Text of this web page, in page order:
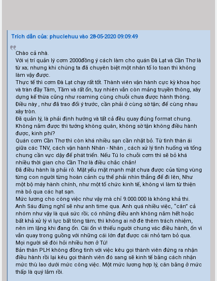
Trích dẫn của: phuclehuu vào 28-05-2020 09:09:49
Chào cả nhà.
Với vị trí quản lý cơm 2000đồng ý cách làm cho quán Đà Lạt và Cần Thơ là
từ xa; nhưng khi chúng ta đã chuyên biệt một nhân tố lo toan thì không
làm vậy được.
Thực tế thì cơm Đà Lạt chạy rất tốt. Thành viên vận hành cực kỳ khoa học
và tràn đầy Tâm, Tầm và rất ổn, tuy nhiên vẫn còn mảng truyền thông, xây
dựng kế thừa cũng như roaming cùng chuỗi chưa được hành thông.
Điều này , như đã trao đổi ý trước, cần phải ở cùng sờ tận; để cùng nhau
xây tròn.
Đã quản lý, là phải định hướng và tất cả đều quay đúng format chung.
Không nắm được thì tướng không quân, không sờ tận không điều hành
được, kinh phí?
Quán cơm Cần Thơ thì còn khá nhiều sạn cần nhặt bỏ. Từ tình thân ái
giữa các TNV, cách vận hành Nhân - Nhân , cách xử lý tình huống và tổng
chung cần vực dậy để phát triển. Nếu Tú lo chuỗi cơm thì sẽ bỏ khá
nhiều thời gian cho Cần Thơ là điều chắc chắn!
Đã điều hành là phải rõ. Mặt yếu mặt mạnh mặt chưa được của từng vùng
từng con người từng hoàn cảnh cụ thể phải nhìn thẳng để đi lên, Như
một bộ máy hành chính, như một tổ chức kinh tế, không vì làm từ thiện
mà bỏ qua các hạt sạn.
Mức lương cho công việc như vậy mà chỉ 9.000.000 là không khả thi.
Anh Sáu đừng nghĩ sẽ như anh time qua. Anh quá nhiều việc, “cân” cả
nhóm như vậy là quá sức rồi; có những điều anh không nắm hết hoặc
bất khả xử lý vì lực bất tòng tâm; thì không ai nỡ đè thêm trách nhiệm,
nên im lặng khi đang ổn. Cái ổn vì thiếu người chung vác điều hành, ổn vì
vẫn quay trong guồng với những cái lớn đạt được cái nhỏ tạm bỏ qua.
Mọi người sẽ đòi hỏi nhiều hơn ở Tú!
Bản thân PLH không đồng tình với việc kêu gọi thành viên đứng ra nhận
điều hành rồi lại kêu gọi thành viên đó sang sẽ kinh tế bằng cách nhận
mức thù lao dưới mức công việc. Một mức lương hợp lý, cân bằng ở mức
thấp là quý lắm rồi.